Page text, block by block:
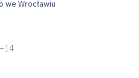
we Wrocławiu